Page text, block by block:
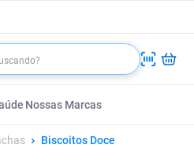
Nossas Marcas
Biscoitos Doce